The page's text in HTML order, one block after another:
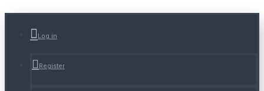
Log in
Register